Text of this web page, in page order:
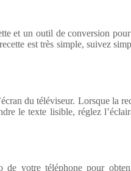
et un outil de conversion
est très simple, suivez
du téléviseur. Lorsque la
le texte lisible, réglez
de votre téléphone pour